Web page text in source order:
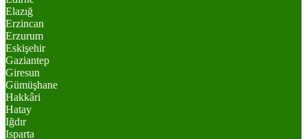
Elazığ
Erzincan
Erzurum
Eskişehir
Gaziantep
Giresun
Gümüşhane
Hakkâri
Hatay
Iğdır
Isparta